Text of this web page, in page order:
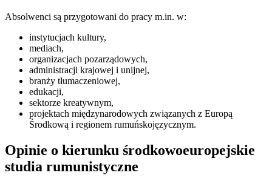
Absolwenci są przygotowani do pracy m.in. w:
instytucjach kultury,
mediach,
organizacjach pozarządowych,
administracji krajowej i unijnej,
branży tłumaczeniowej,
edukacji,
sektorze kreatywnym,
projektach międzynarodowych związanych z Europą
Środkową i regionem rumuńskojęzycznym.
Opinie o kierunku środkowoeuropejskie
studia rumunistyczne